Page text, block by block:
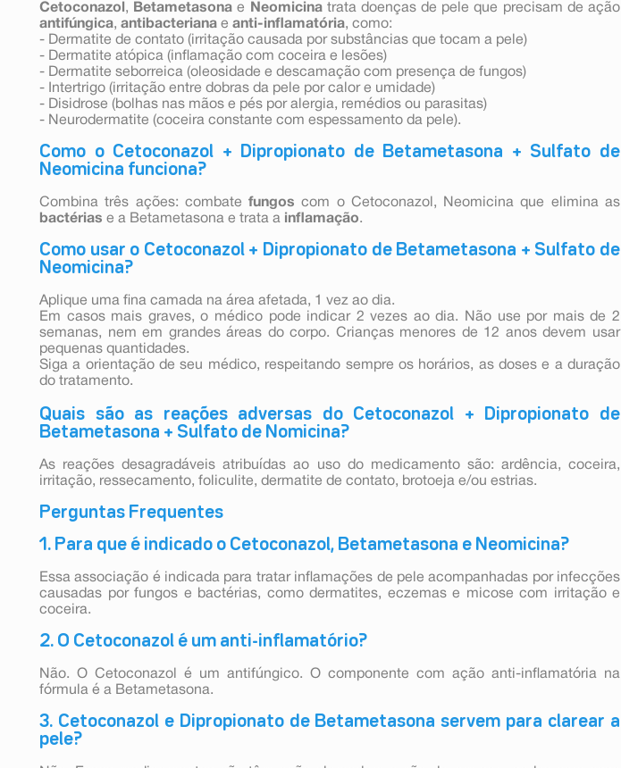
Cetoconazol , Betametasona e Neomicinatrata doenças de pele que precisam de ação
antifúngica, antibacteriana e anti-inflamatória, como:
- Dermatite de contato (irritação causada por substâncias que tocam a pele)
- Dermatite atópica (inflamação com coceira e lesões)
- Dermatite seborreica (oleosidade e descamação com presença de fungos)
- Intertrigo (irritação entre dobras da pele por calor e umidade)
- Disidrose (bolhas nas mãos e pés por alergia, remédios ou parasitas)
- Neurodermatite (coceira constante com espessamento da pele).
Como o Cetoconazol + Dipropionato de Betametasona + Sulfato de
Neomicina funciona?
Combina três ações: combatefungos com o Cetoconazol, Neomicina que elimina as
bactérias e a Betametasona e trata a inflamação.
Como usar o Cetoconazol + Dipropionato de Betametasona + Sulfato de
Neomicina?
Aplique uma fina camada na área afetada, 1 vez ao dia.
Em casos mais graves, o médico pode indicar 2 vezes ao dia. Não use por mais de 2
semanas, nem em grandes áreas do corpo. Crianças menores de 12 anos devem usar
pequenas quantidades.
Siga a orientação de seu médico, respeitando sempre os horários, as doses e a duração
do tratamento.
Quais são as reações adversas do Cetoconazol + Dipropionato de
Betametasona + Sulfato de Nomicina?
As reações desagradáveis atribuídas ao uso do medicamento são: ardência, coceira,
irritação, ressecamento, foliculite, dermatite de contato, brotoeja e/ou estrias.
Perguntas Frequentes
1. Para que é indicado o Cetoconazol, Betametasona e Neomicina?
Essa associação é indicada para tratar inflamações de pele acompanhadas por infecções
causadas por fungos e bactérias, como dermatites, eczemas e micose com irritação e
coceira.
2. O Cetoconazol é um anti-inflamatório?
Não. O Cetoconazol é um antifúngico. O componente com ação anti-inflamatória na
fórmula é a Betametasona.
3. Cetoconazol e Dipropionato de Betametasona servem para clarear a
pele?